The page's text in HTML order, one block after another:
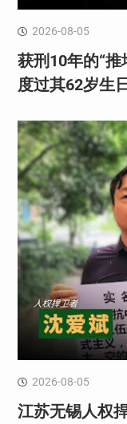
2026-08-05
获刑10年的“
度过其62岁生日
2026-08-05
江苏无锡人权